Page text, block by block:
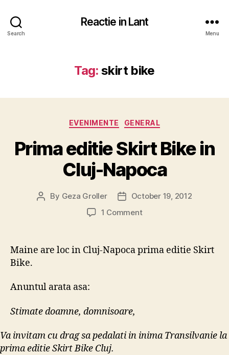
Search
Reactie in Lant
Menu
Tag: skirt bike
Categories
EVENIMENTE GENERAL
Prima editie Skirt Bike in
Cluj-Napoca
Post
By Geza Groller
PostOctober 19, 2012
1 Commenton
Skirt
Maine are loc in Cluj-Napoca prima editie Skirt
Bike.
Anuntul arata asa:
Stimate doamne, domnisoare,
Va invitam cu drag sa pedalati in inima Transilvanie la
prima editie Skirt Bike Cluj.